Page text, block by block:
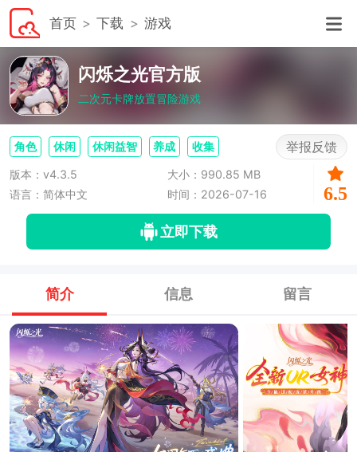
首页 下载 游戏
闪烁之光官方版
二次元卡牌放置冒险游戏
角色 休闲 休闲益智 养成 收集 举报反馈
版本：v4.3.5
大小：990.85 MB
语言：简体中文
时间：2026-07-16 6.5
立即下载
简介 信息 留言